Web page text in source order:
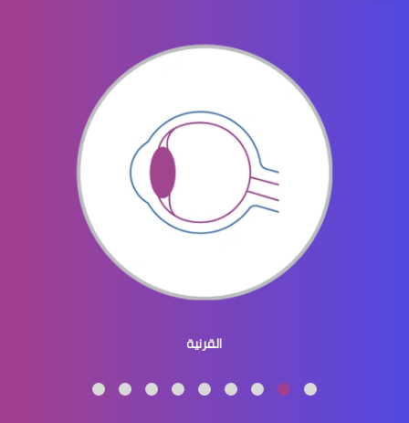
ثقب الشبكية في العين
ثقوب الشبكية في العين
القرنية